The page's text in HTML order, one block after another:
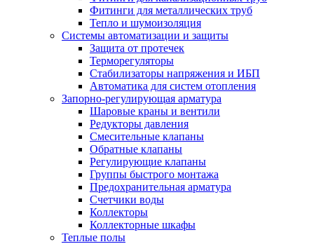
Фитинги для металлических труб
Тепло и шумоизоляция
Системы автоматизации и защиты
Защита от протечек
Терморегуляторы
Стабилизаторы напряжения и ИБП
Автоматика для систем отопления
Запорно-регулирующая арматура
Шаровые краны и вентили
Редукторы давления
Смесительные клапаны
Обратные клапаны
Регулирующие клапаны
Группы быстрого монтажа
Предохранительная арматура
Счетчики воды
Коллекторы
Коллекторные шкафы
Теплые полы